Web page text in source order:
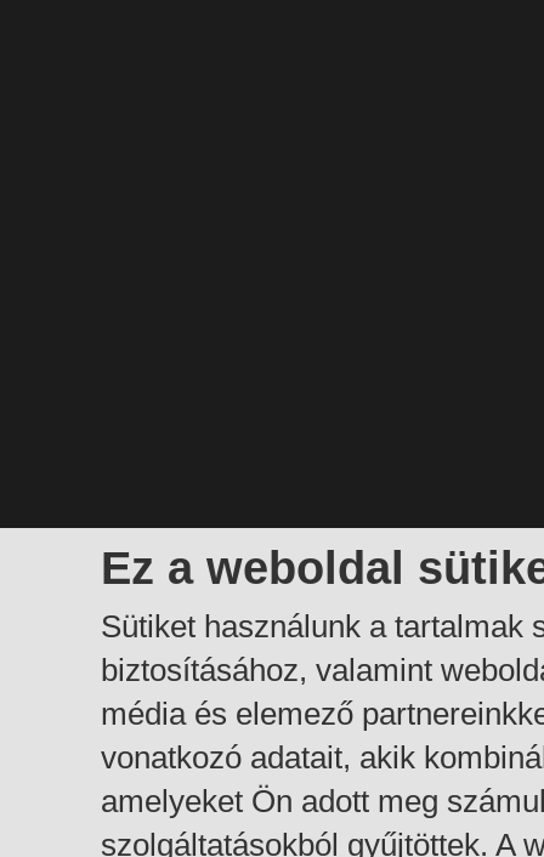
Ez a weboldal
Sütiket használunk a tartalmak
biztosításához, valamint
média és elemező
vonatkozó adatait, akik
amelyeket Ön adott meg
szolgáltatásokból gyűjtöttek. A